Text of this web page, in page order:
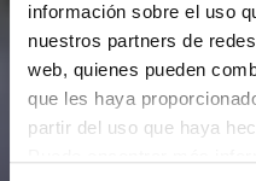
información sobre el uso
nuestros partners de
web, quienes pueden
que les haya
partir del uso que haya